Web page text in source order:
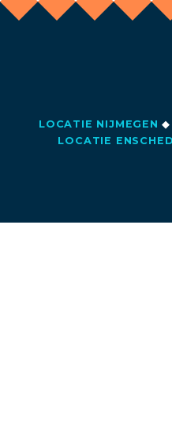
LOCATIE NIJMEGEN ◆
LOCATIE